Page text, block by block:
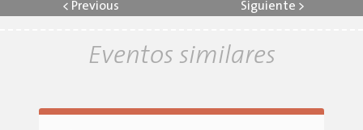
< Previous Siguiente >
Eventos similares